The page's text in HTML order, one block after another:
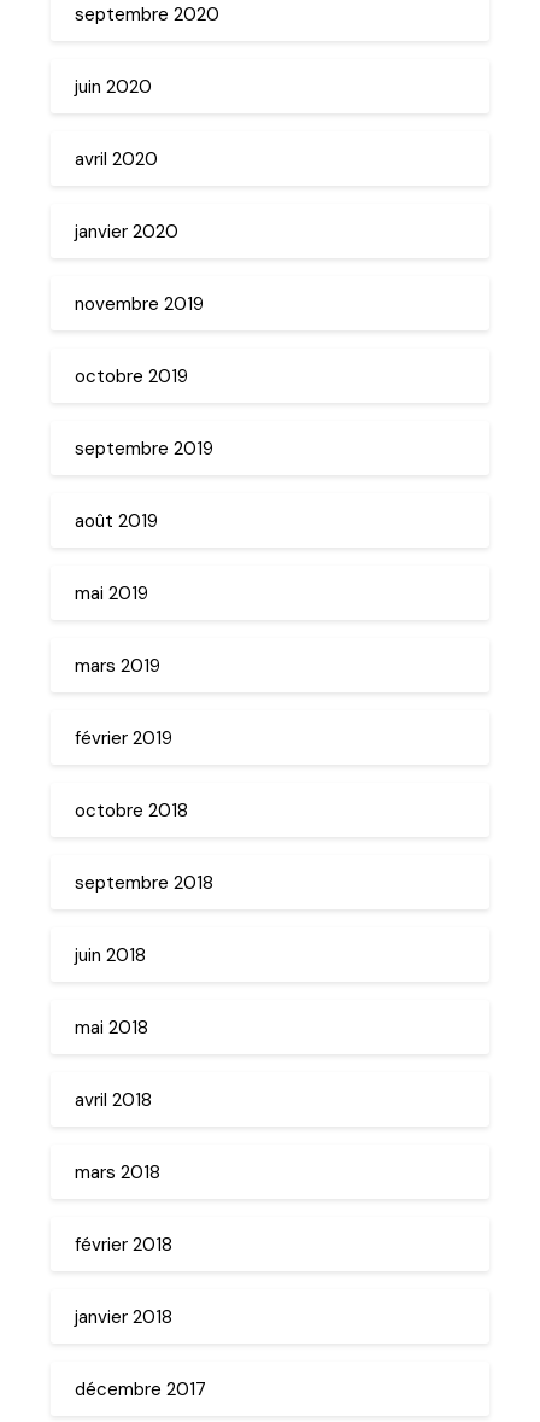
septembre 2020
juin 2020
avril 2020
janvier 2020
novembre 2019
octobre 2019
septembre 2019
août 2019
mai 2019
mars 2019
février 2019
octobre 2018
septembre 2018
juin 2018
mai 2018
avril 2018
mars 2018
février 2018
janvier 2018
décembre 2017